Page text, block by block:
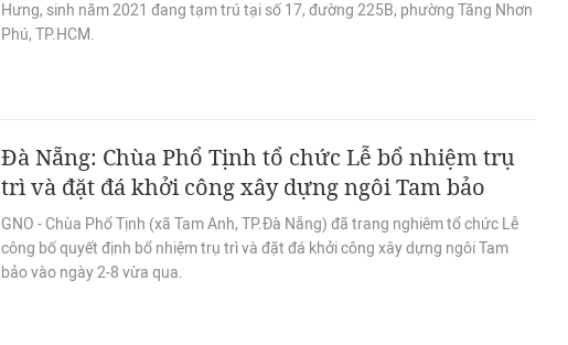
Hưng, sinh năm 2021 đang tạm trú tại số 17, đường 225B, phường Tăng Nhơn
Phú, TP.HCM.
Đà Nẵng: Chùa Phổ Tịnh tổ chức Lễ bổ nhiệm trụ
trì và đặt đá khởi công xây dựng ngôi Tam bảo
GNO - Chùa Phổ Tịnh (xã Tam Anh, TP.Đà Nẵng) đã trang nghiêm tổ chức Lễ
công bố quyết định bổ nhiệm trụ trì và đặt đá khởi công xây dựng ngôi Tam
bảo vào ngày 2-8 vừa qua.